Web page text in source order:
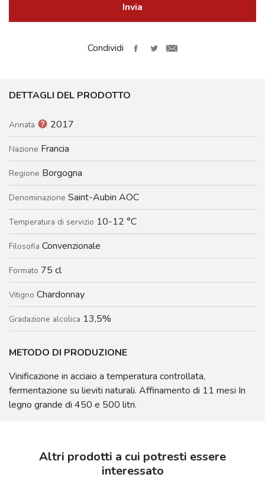
Invia
Condividi
DETTAGLI DEL PRODOTTO
Annata help 2017
Nazione Francia
Regione Borgogna
Denominazione Saint-Aubin AOC
Temperatura di servizio 10-12 °C
Filosofia Convenzionale
Formato 75 cl
Vitigno Chardonnay
Gradazione alcolica 13,5%
METODO DI PRODUZIONE
Vinificazione in acciaio a temperatura controllata,
fermentazione su lieviti naturali. Affinamento di 11 mesi In
legno grande di 450 e 500 litri.
Altri prodotti a cui potresti essere
interessato